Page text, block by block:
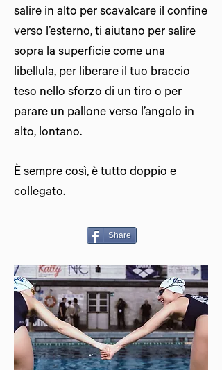
salire in alto per scavalcare il confine
verso l’esterno, ti aiutano per salire
sopra la superficie come una
libellula, per liberare il tuo braccio
teso nello sforzo di un tiro o per
parare un pallone verso l’angolo in
alto, lontano.
È sempre così, è tutto doppio e
collegato.
Share